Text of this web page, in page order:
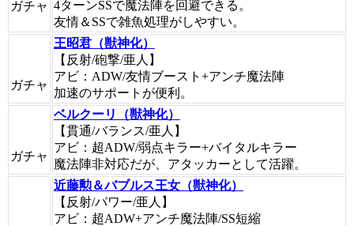
ガチャ 4ターンSSで魔法陣を回避できる。
友情＆SSで雑魚処理がしやすい。
ガチャ
王昭君（獣神化）
【反射/砲撃/亜人】
アビ：ADW/友情ブースト+アンチ魔法陣
加速のサポートが便利。
ガチャ
ベルクーリ（獣神化）
【貫通/バランス/亜人】
アビ：超ADW/弱点キラー+バイタルキラー
魔法陣非対応だが、アタッカーとして活躍。
近藤勲＆バブルス王女（獣神化）
【反射/パワー/亜人】
アビ：超ADW+アンチ魔法陣/SS短縮